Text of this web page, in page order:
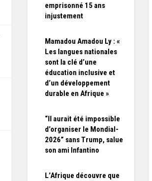
emprisonné 15 ans
injustement
Mamadou Amadou Ly : «
Les langues nationales
sont la clé d’une
éducation inclusive et
d’un développement
durable en Afrique »
“Il aurait été impossible
d’organiser le Mondial-
2026” sans Trump, salue
son ami Infantino
L’Afrique découvre que